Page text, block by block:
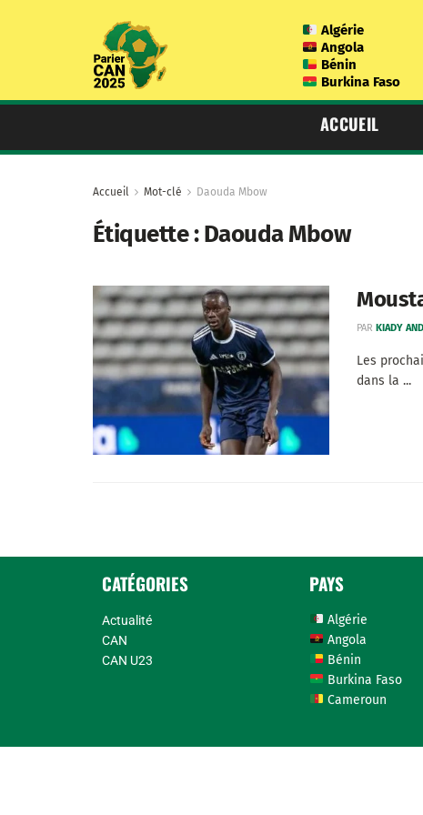
Algérie
Angola
Bénin
Burkina Faso
ACCUEIL
Accueil Mot-clé Daouda Mbow
Étiquette :Daouda Mbow
PAR KIADY
Les
dans la ...
CATÉGORIES
Actualité
CAN
CAN U23
PAYS
Algérie
Angola
Bénin
Burkina Faso
Cameroun